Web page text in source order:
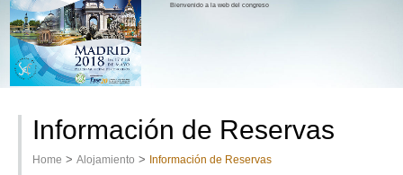
Bienvenido a la web del congreso
Información de Reservas
Home > Alojamiento > Información de Reservas